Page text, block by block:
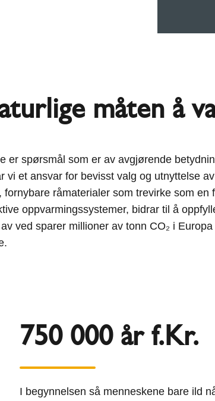
måten å
er spørsmål som er av avgjørende
vi et ansvar for bevisst valg og utnyttelse
råmaterialer som trevirke som en
oppvarmingssystemer, bidrar til å
ved sparer millioner av tonn CO₂ i
750 000 år f.Kr.
I begynnelsen så menneskene bare ild